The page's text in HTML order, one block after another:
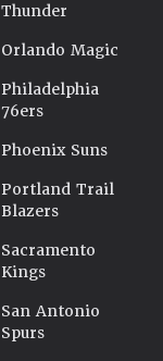
Thunder
Orlando Magic
Philadelphia
76ers
Phoenix Suns
Portland Trail
Blazers
Sacramento
Kings
San Antonio
Spurs